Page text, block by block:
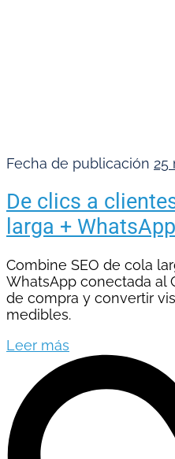
Fecha de publicación 25
De clics a
larga +
Combine SEO de cola
WhatsApp conectada al
de compra y convertir
medibles.
Leer más